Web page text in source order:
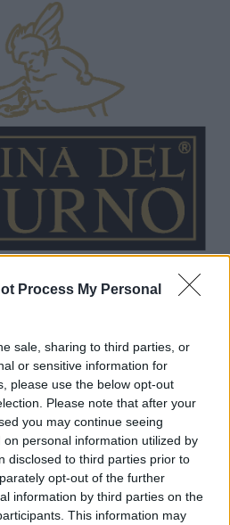
Process My Personal
sale, sharing to third parties, or
or sensitive information for
please use the below opt-out
Please note that after your
you may continue seeing
personal information utilized by
disclosed to third parties prior to
opt-out of the further
information by third parties on the
This information may